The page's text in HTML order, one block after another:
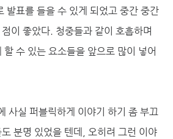
발표를 들을 수 있게 되었고 중간 중간
이 좋았다. 청중들과 같이 호흡하며
할 수 있는 요소들을 앞으로 많이 넣어
사실 퍼블릭하게 이야기 하기 좀 부끄
분명 있었을 텐데, 오히려 그런 이야